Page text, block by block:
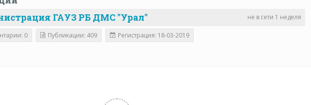
не в сети 1 неделя
ГАУЗ РБ ДМС "Урал"
0 Публикации: 409 Регистрация: 18-03-2019